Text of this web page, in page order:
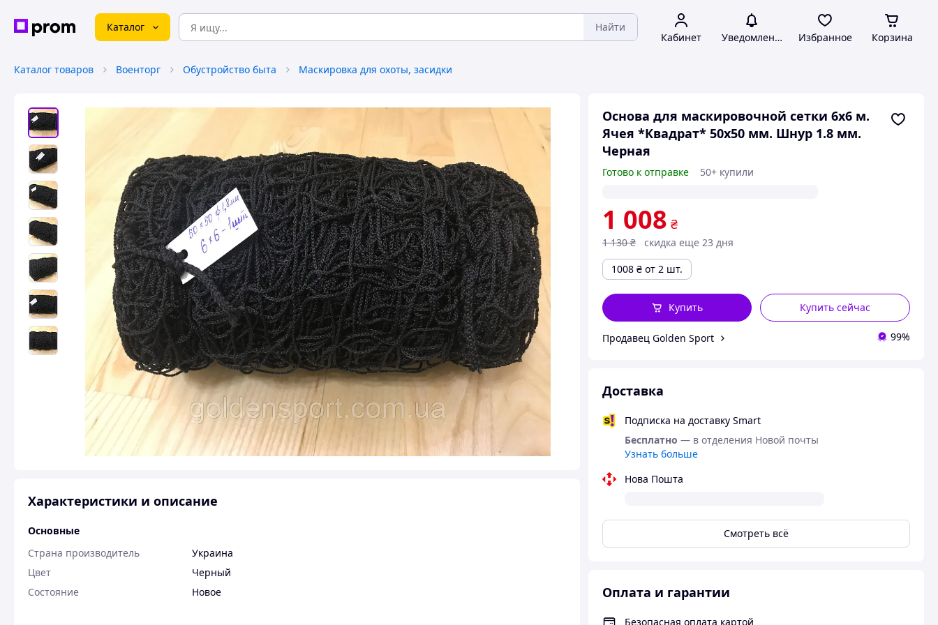
Каталог Найти
Кабинет Уведомления Избранное Корзина
Каталог товаров Военторг Обустройство быта Маскировка для охоты, засидки
Основа для маскировочной сетки 6х6 м.
Ячея *Квадрат* 50х50 мм. Шнур 1.8 мм.
Черная
Готово к отправке 50+ купили
1 008 ₴
1 130 ₴
скидка еще 23 дня
1008 ₴ от 2 шт.
Купить сейчас
Купить
Продавец Golden Sport 99%
Доставка
Подписка на доставку Smart
Бесплатно — в отделения Новой почты
Узнать больше
Нова Пошта
Смотреть всё
Оплата и гарантии
Безопасная оплата картой
Характеристики и описание
Основные
Страна производитель
Украина
Цвет
Черный
Состояние
Новое